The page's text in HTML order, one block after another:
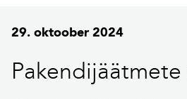
29. oktoober 2024